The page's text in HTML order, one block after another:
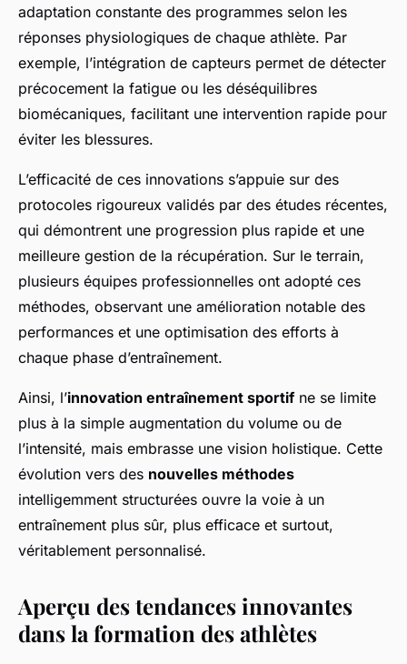
adaptation constante des programmes selon les
réponses physiologiques de chaque athlète. Par
exemple, l’intégration de capteurs permet de détecter
précocement la fatigue ou les déséquilibres
biomécaniques, facilitant une intervention rapide pour
éviter les blessures.
L’efficacité de ces innovations s’appuie sur des
protocoles rigoureux validés par des études récentes,
qui démontrent une progression plus rapide et une
meilleure gestion de la récupération. Sur le terrain,
plusieurs équipes professionnelles ont adopté ces
méthodes, observant une amélioration notable des
performances et une optimisation des efforts à
chaque phase d’entraînement.
Ainsi, l’innovation entraînement sportifne se limite
plus à la simple augmentation du volume ou de
l’intensité, mais embrasse une vision holistique. Cette
évolution vers des nouvelles méthodes
intelligemment structurées ouvre la voie à un
entraînement plus sûr, plus efficace et surtout,
véritablement personnalisé.
Aperçu des tendances innovantes
dans la formation des athlètes